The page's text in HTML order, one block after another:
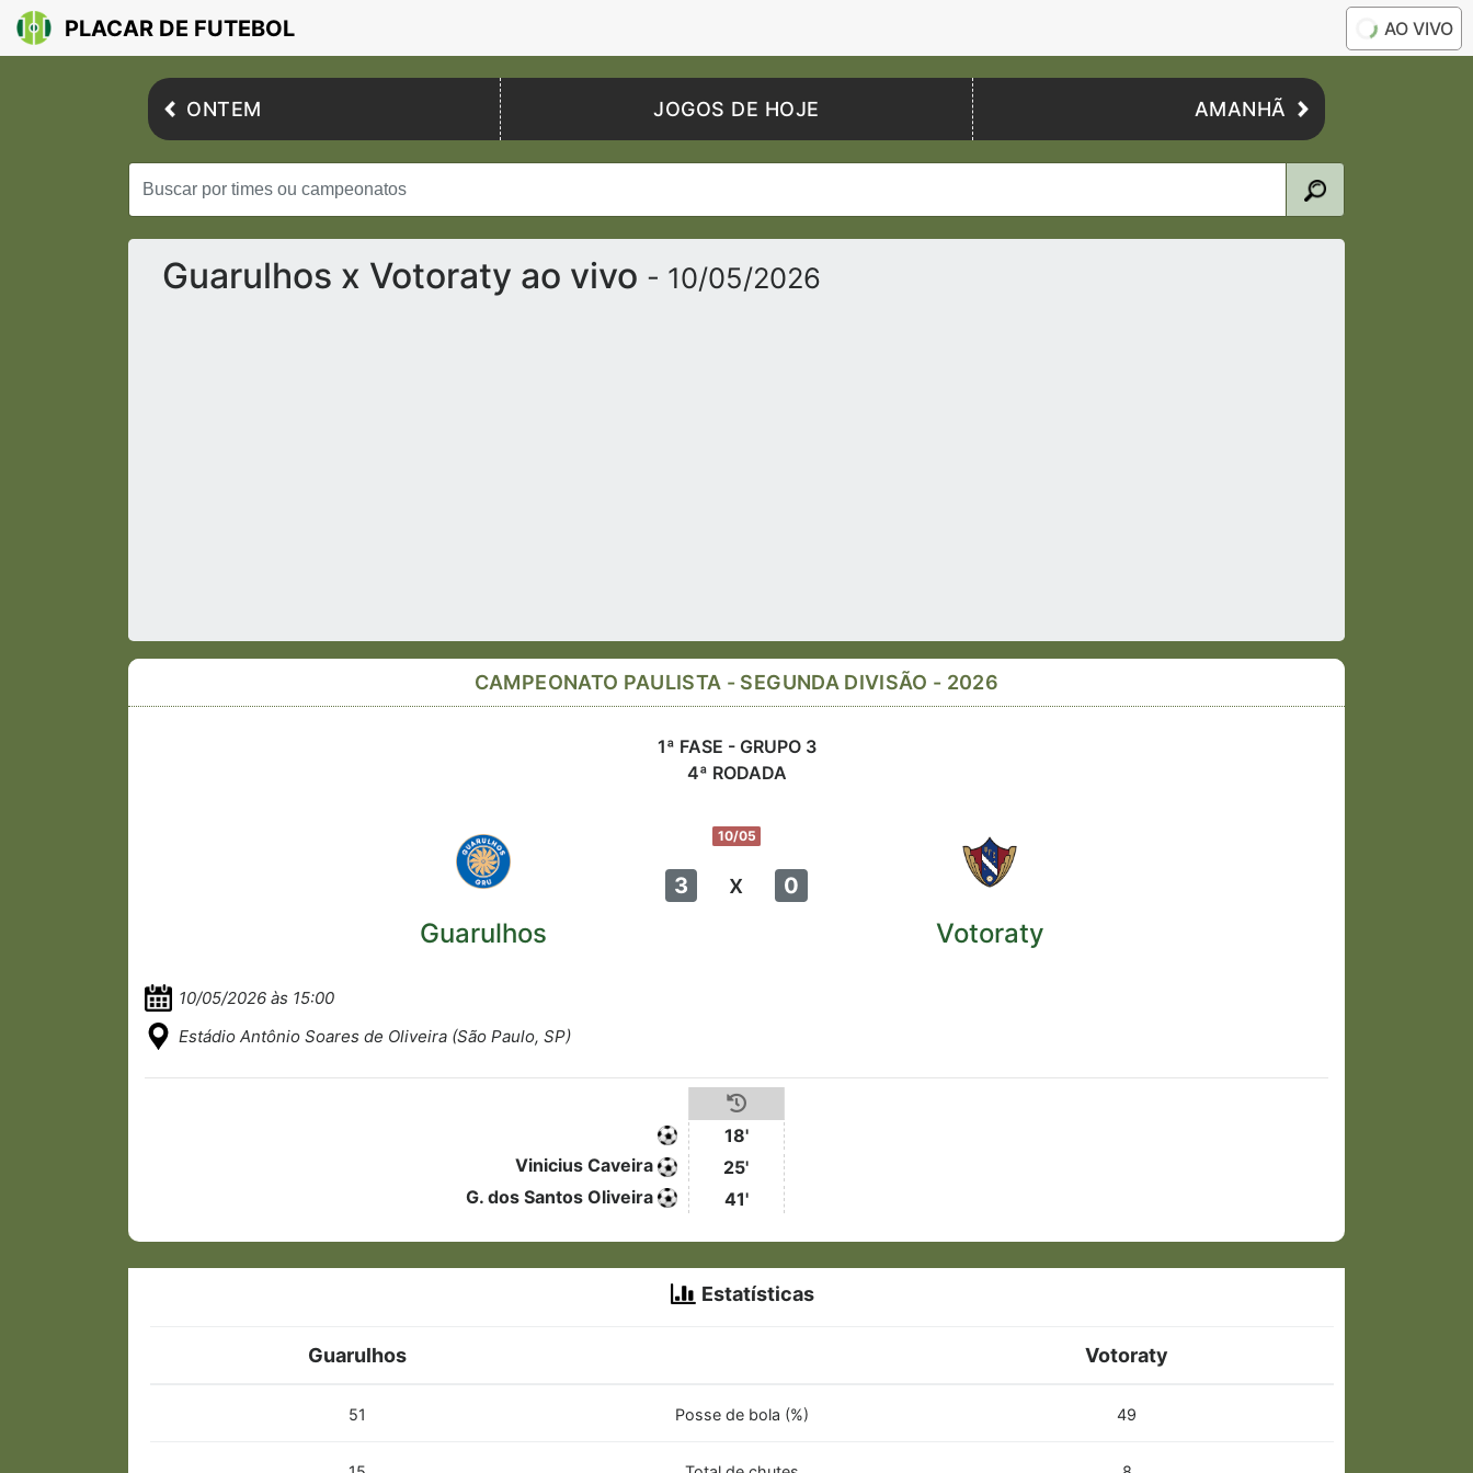
PLACAR DE FUTEBOL AO VIVO
ONTEM JOGOS DE HOJE AMANHÃ
Guarulhos x Votoraty ao vivo - 10/05/2026
CAMPEONATO PAULISTA - SEGUNDA DIVISÃO - 2026
1ª FASE - GRUPO 3
4ª RODADA
10/05
3 x 0
Guarulhos Votoraty
10/05/2026 às 15:00
Estádio Antônio Soares de Oliveira (São Paulo, SP)
18'
Vinicius Caveira
25'
G. dos Santos Oliveira
41'
Estatísticas
Guarulhos Votoraty
51 Posse de bola (%) 49